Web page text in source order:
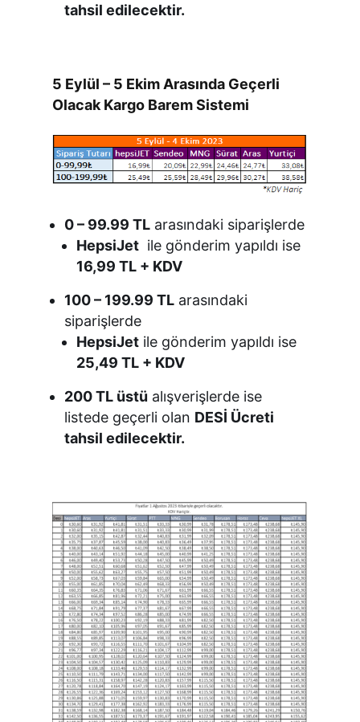
tahsil edilecektir.
5 Eylül – 5 Ekim Arasında Geçerli
Olacak Kargo Barem Sistemi
0 – 99.99 TL arasındaki siparişlerde
HepsiJet ile gönderim yapıldı ise
16,99 TL + KDV
100 – 199.99 TL arasındaki
siparişlerde
HepsiJet ile gönderim yapıldı ise
25,49 TL + KDV
200 TL üstü alışverişlerde ise
listede geçerli olan DESİ Ücreti
tahsil edilecektir.